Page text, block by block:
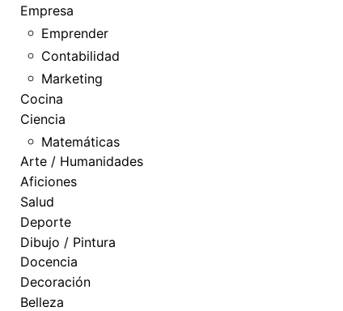
Empresa
Emprender
Contabilidad
Marketing
Cocina
Ciencia
Matemáticas
Arte / Humanidades
Aficiones
Salud
Deporte
Dibujo / Pintura
Docencia
Decoración
Belleza